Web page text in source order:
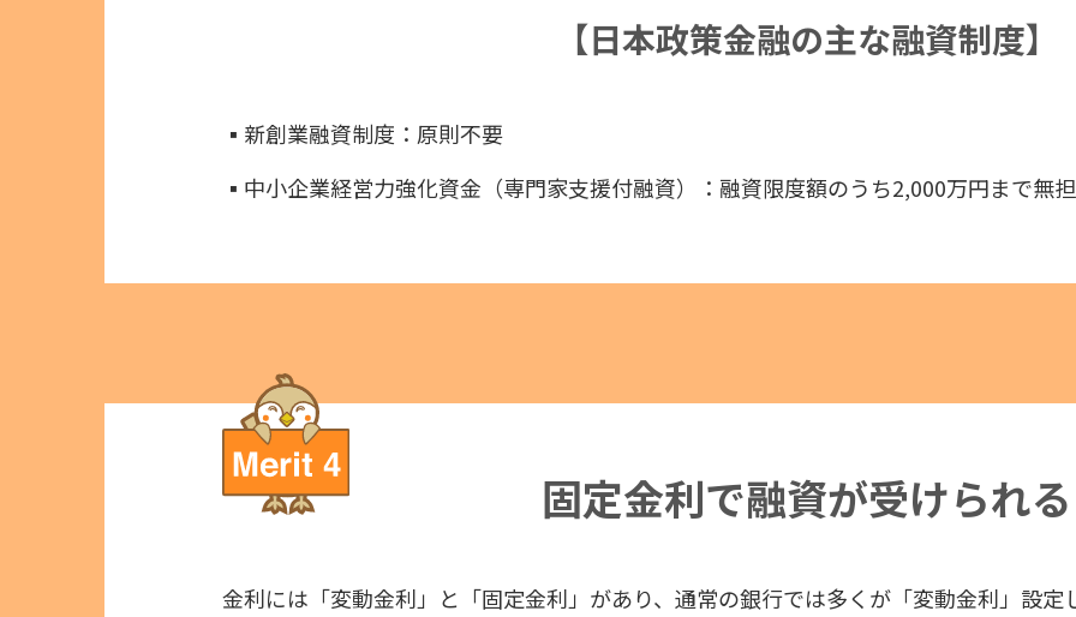
【日本政策金融の主な融資制度】
▪︎新創業融資制度：原則不要
▪︎中小企業経営力強化資金（専門家支援付融資）：融資限度額のうち2,000万円まで無
固定金利で融資が受けられる
金利には「変動金利」と「固定金利」があり、通常の銀行では多くが「変動金利」設定